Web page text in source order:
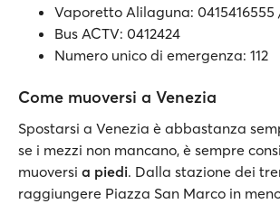
Vaporetto Alilaguna: 0415416555
Bus ACTV: 0412424
Numero unico di emergenza: 112
Come muoversi a Venezia
Spostarsi a Venezia è abbastanza
se i mezzi non mancano, è sempre
muoversi a piedi. Dalla stazione dei
raggiungere Piazza San Marco in